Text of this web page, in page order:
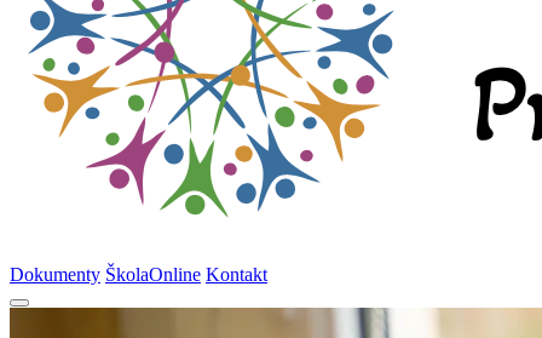
Dokumenty ŠkolaOnline Kontakt